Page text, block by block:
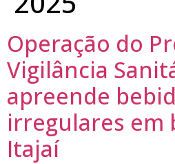
Operação do
Vigilância
apreende
irregulares em
Itajaí